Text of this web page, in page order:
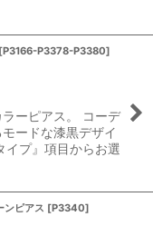
[P3166-P3378-P3380]
ーピアス。 コーデ
ードな漆黒デザイ
イプ』項目からお選
ンピアス [P3340]